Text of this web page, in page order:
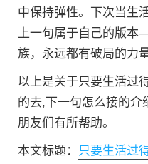
中保持弹性。下次当生
上一句属于自己的版
族，永远都有破局的力量
以上是关于只要生活过
的去,下一句怎么接的介
朋友们有所帮助。
本文标题：
只要生活过